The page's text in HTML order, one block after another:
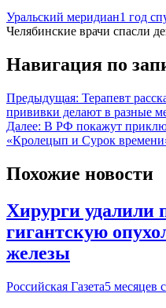
Уральский меридиан1 год
Челябинские врачи спасли
Навигация по
Предыдущая: Терапевт
прививки делают в разные
Далее: В РФ покажут
«Кролецып и Сурок
Похожие новости
Хирурги удалили
гигантскую
железы
Российская Газета5 месяцев